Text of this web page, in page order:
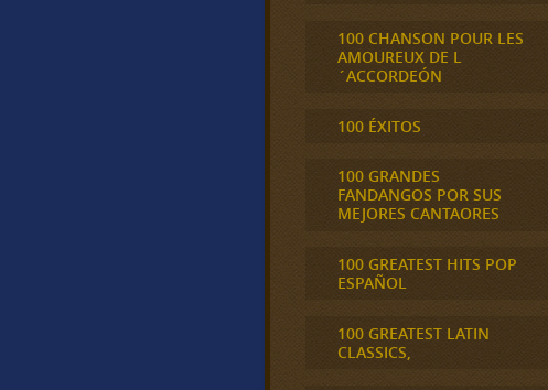
100 CHANSON POUR LES
AMOUREUX DE L
´ACCORDEÓN
100 ÉXITOS
100 GRANDES
FANDANGOS POR SUS
MEJORES CANTAORES
100 GREATEST HITS POP
ESPAÑOL
100 GREATEST LATIN
CLASSICS,